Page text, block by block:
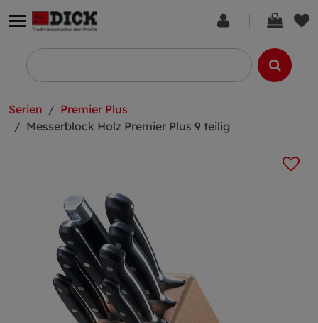
Serien
Premier Plus
Messerblock Holz Premier Plus 9 teilig